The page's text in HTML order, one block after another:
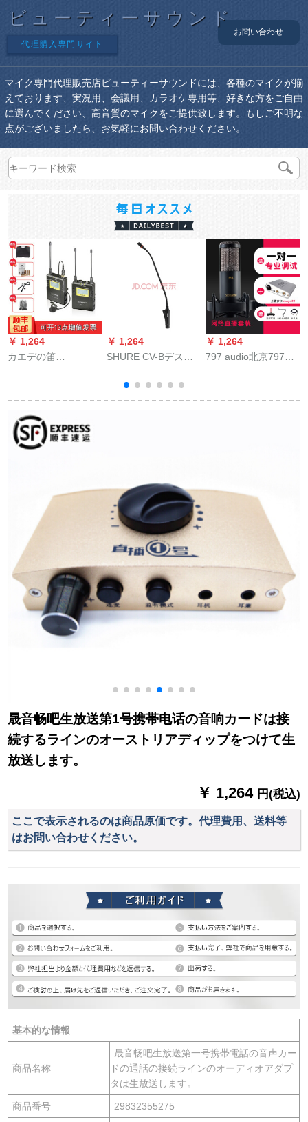
ビューティーサウンド
代理購入専門サイト
お問い合わせ
マイク専門代理販売店ビューティーサウンドには、各種のマイクが揃
えております、実況用、会議用、カラオケ専用等、好きな方をご自由
に選んでください、高音質のマイクをご提供致します。もしご不明な
点がございましたら、お気軽にお問い合わせください。
￥ 1,264
カエデの笛
のニコンの一眼レフ
の无线の麦ソニの専
门のカメレオンのフ
ァッションビルの襟
话を胁します。カエ
デの笛を生放送しま
￥ 1,264
SHURE CV-Bデステ
座CVG 12 CVG 18
CVG 12 RSネクマイ
￥ 1,264
797 audio北京797
ー吹替え用容量マイ
晟音畅吧生放送第1号携帯电话の音响カードは接
続するラインのオーストリアディップをつけて生
放送します。
￥ 1,264 円(税込)
ここで表示されるのは商品原価です。代理費用、送料等
はお問い合わせください。
基本的な情報
商品名称
晟音畅吧生放送第一号携帯電話の音声カー
ドの通話の接続ラインのオーディオアダプ
タは生放送します。
商品番号 29832355275